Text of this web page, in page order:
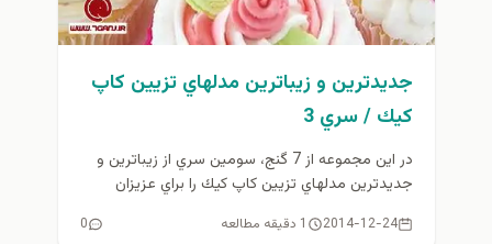
جديدترين و زيباترين مدلهاي تزيين كاپ
كيك / سري 3
در اين مجموعه از 7 گنج، سومين سري از زيباترين و
جديدترين مدلهاي تزيين كاپ كيك را براي عزيزان
2014-12-24 1 دقیقه مطالعه 0